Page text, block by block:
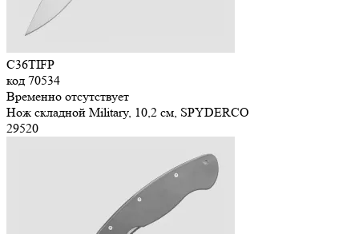
C36TIFP
код 70534
Временно отсутствует
Нож складной Military, 10,2 см, SPYDERCO
29520